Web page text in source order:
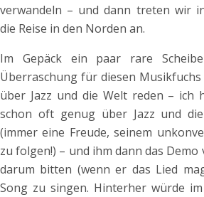
verwandeln – und dann treten wir
die Reise in den Norden an.
Im Gepäck ein paar rare
Überraschung für diesen
über Jazz und die Welt reden – ich
schon oft genug über Jazz und
(immer eine Freude, seinem
zu folgen!) – und ihm dann das
darum bitten (wenn er das Lied
Song zu singen. Hinterher würde